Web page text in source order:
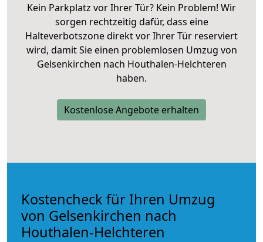
Kein Parkplatz vor Ihrer Tür? Kein Problem! Wir
sorgen rechtzeitig dafür, dass eine
Halteverbotszone direkt vor Ihrer Tür reserviert
wird, damit Sie einen problemlosen Umzug von
Gelsenkirchen nach Houthalen-Helchteren
haben.
Kostenlose Angebote erhalten
Kostencheck für Ihren Umzug
von Gelsenkirchen nach
Houthalen-Helchteren